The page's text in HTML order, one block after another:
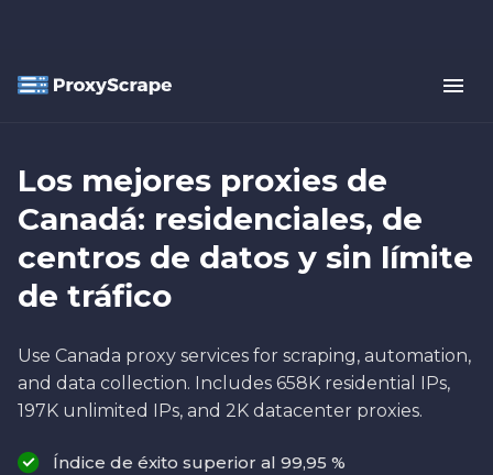
Los mejores proxies de
Canadá: residenciales, de
centros de datos y sin límite
de tráfico
Use Canada proxy services for scraping, automation,
and data collection. Includes 658K residential IPs,
197K unlimited IPs, and 2K datacenter proxies.
Índice de éxito superior al 99,95 %